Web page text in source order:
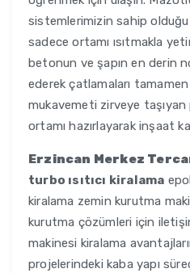
sistemlerimizin sahip
sadece ortamı ısıtmakla
betonun ve şapın en derin
ederek çatlamaları
mukavemeti zirveye
ortamı hazırlayarak inşaat
Erzincan Merkez
turbo ısıtıcı kiralama
kiralama zemin kurutma
kurutma çözümleri için
makinesi kiralama
projelerindeki kaba yapı